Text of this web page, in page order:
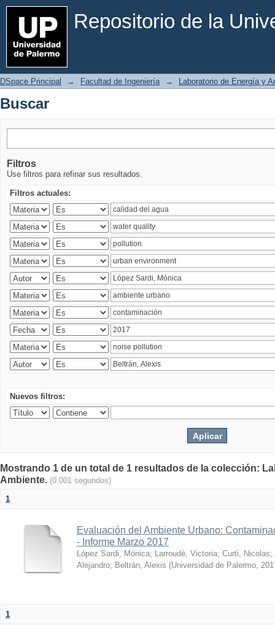
Repositorio de la
Buscar
DSpace Principal → Facultad de Ingeniería → Laboratorio de Energía y
Buscar
Filtros
Use filtros para refinar sus resultados.
Filtros actuales:
Nuevos filtros:
Mostrando 1 de un total de 1 resultados de la colección:
Ambiente. (0.001 segundos)
1
Evaluación del Ambiente Urbano:
- Informe Marzo 2017
López Sardi, Mónica; Larroudé, Victoria; Curti, Nicolas;
Alejandro; Beltrán, Alexis (Universidad de Palermo,
1